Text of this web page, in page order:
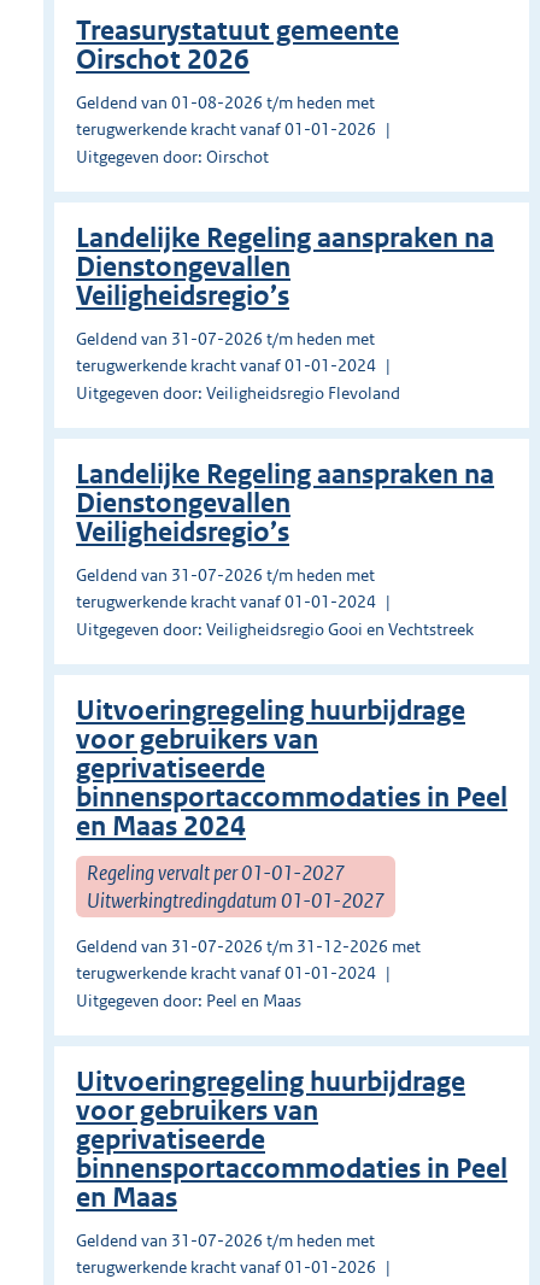
Treasurystatuut gemeente
Oirschot 2026
Geldend van 01-08-2026 t/m heden met
terugwerkende kracht vanaf 01-01-2026
Uitgegeven door: Oirschot
Landelijke Regeling aanspraken na
Dienstongevallen
Veiligheidsregio’s
Geldend van 31-07-2026 t/m heden met
terugwerkende kracht vanaf 01-01-2024
Uitgegeven door: Veiligheidsregio Flevoland
Landelijke Regeling aanspraken na
Dienstongevallen
Veiligheidsregio’s
Geldend van 31-07-2026 t/m heden met
terugwerkende kracht vanaf 01-01-2024
Uitgegeven door: Veiligheidsregio Gooi en Vechtstreek
Uitvoeringregeling huurbijdrage
voor gebruikers van
geprivatiseerde
binnensportaccommodaties in Peel
en Maas 2024
Regeling vervalt per 01-01-2027
Uitwerkingtredingdatum 01-01-2027
Geldend van 31-07-2026 t/m 31-12-2026 met
terugwerkende kracht vanaf 01-01-2024
Uitgegeven door: Peel en Maas
Uitvoeringregeling huurbijdrage
voor gebruikers van
geprivatiseerde
binnensportaccommodaties in Peel
en Maas
Geldend van 31-07-2026 t/m heden met
terugwerkende kracht vanaf 01-01-2026